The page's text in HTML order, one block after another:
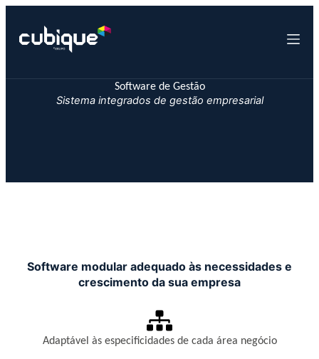
n
Software de Gestão
Sistema integrados de gestão empresarial
Software modular adequado às necessidades e
crescimento da sua empresa
Adaptável às especificidades de cada área negócio